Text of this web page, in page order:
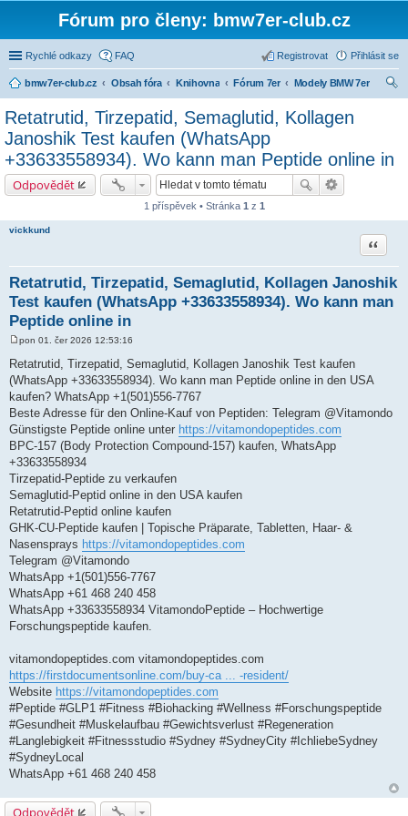
Fórum pro členy: bmw7er-club.cz
Rychlé odkazy FAQ Přihlásit se
Registrovat
bmw7er-club.cz Obsah fóra Knihovna Fórum 7er
Modely BMW 7er
Retatrutid, Tirzepatid, Semaglutid, Kollagen
Janoshik Test kaufen (WhatsApp
+33633558934). Wo kann man Peptide online in
Odpovědět
1 příspěvek • Stránka 1 z 1
vickkund
Retatrutid, Tirzepatid, Semaglutid, Kollagen Janoshik
Test kaufen (WhatsApp +33633558934). Wo kann man
Peptide online in
Citace
P
í
s
ě
v
e
k
pon 01. čer 2026 12:53:16
Retatrutid, Tirzepatid, Semaglutid, Kollagen Janoshik Test kaufen
(WhatsApp +33633558934). Wo kann man Peptide online in den USA
kaufen? WhatsApp +1(501)556-7767
Beste Adresse für den Online-Kauf von Peptiden: Telegram @Vitamondo
Günstigste Peptide online unter https://vitamondopeptides.com
BPC-157 (Body Protection Compound-157) kaufen, WhatsApp
+33633558934
Tirzepatid-Peptide zu verkaufen
Semaglutid-Peptid online in den USA kaufen
Retatrutid-Peptid online kaufen
GHK-CU-Peptide kaufen | Topische Präparate, Tabletten, Haar- &
Nasensprays https://vitamondopeptides.com
Telegram @Vitamondo
WhatsApp +1(501)556-7767
WhatsApp +61 468 240 458
WhatsApp +33633558934 VitamondoPeptide – Hochwertige
Forschungspeptide kaufen.
vitamondopeptides.com vitamondopeptides.com
https://firstdocumentsonline.com/buy-ca ... -resident/
Website https://vitamondopeptides.com
#Peptide #GLP1 #Fitness #Biohacking #Wellness #Forschungspeptide
#Gesundheit #Muskelaufbau #Gewichtsverlust #Regeneration
#Langlebigkeit #Fitnessstudio #Sydney #SydneyCity #IchliebeSydney
#SydneyLocal
WhatsApp +61 468 240 458
Odpovědět